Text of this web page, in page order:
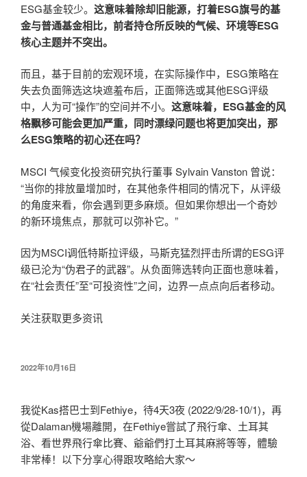
ESG基金较少。 这意味着除却旧能源，打着ESG旗号的基
金与普通基金相比，前者持仓所反映的气候、环境等ESG
核心主题并不突出。
而且，基于目前的宏观环境，在实际操作中，ESG策略在
失去负面筛选这块遮羞布后，正面筛选或其他ESG评级
中，人为可“操作”的空间并不小。 这意味着，ESG基金的风
格飘移可能会更加严重，同时漂绿问题也将更加突出，那
么ESG策略的初心还在吗？
MSCI 气候变化投资研究执行董事 Sylvain Vanston 曾说：
“当你的排放量增加时，在其他条件相同的情况下，从评级
的角度来看，你会遇到更多麻烦。但如果你想出一个奇妙
的新环境焦点，那就可以弥补它。”
因为MSCI调低特斯拉评级，马斯克猛烈抨击所谓的ESG评
级已沦为“伪君子的武器”。从负面筛选转向正面也意味着，
在“社会责任”至“可投资性”之间，边界一点点向后者移动。
关注获取更多资讯
发
2022年10月16日
我從Kas搭巴士到Fethiye，待4天3夜 (2022/9/28-10/1)，再
從Dalaman機場離開，在Fethiye嘗試了飛行傘、土耳其
浴、看世界飛行傘比賽、爺爺們打土耳其麻將等等，體驗
非常棒！以下分享心得跟攻略給大家～